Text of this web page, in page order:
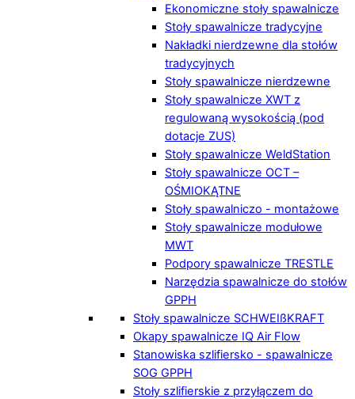
Ekonomiczne stoły spawalnicze
Stoły spawalnicze tradycyjne
Nakładki nierdzewne dla stołów
tradycyjnych
Stoły spawalnicze nierdzewne
Stoły spawalnicze XWT z
regulowaną wysokością (pod
dotacje ZUS)
Stoły spawalnicze WeldStation
Stoły spawalnicze OCT –
OŚMIOKĄTNE
Stoły spawalniczo - montażowe
Stoły spawalnicze modułowe
MWT
Podpory spawalnicze TRESTLE
Narzędzia spawalnicze do stołów
GPPH
Stoły spawalnicze SCHWEIßKRAFT
Okapy spawalnicze IQ Air Flow
Stanowiska szlifiersko - spawalnicze
SOG GPPH
Stoły szlifierskie z przyłączem do